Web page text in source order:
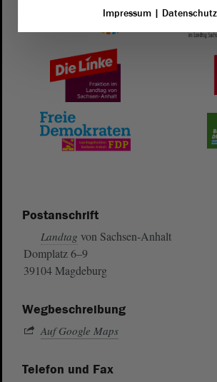
Postanschrift
Landtag von Sachsen-Anhalt
Domplatz 6–9
39104 Magdeburg
Wegbeschreibung
Auf Google Maps
Telefon und Fax
Impressum| Datenschutz